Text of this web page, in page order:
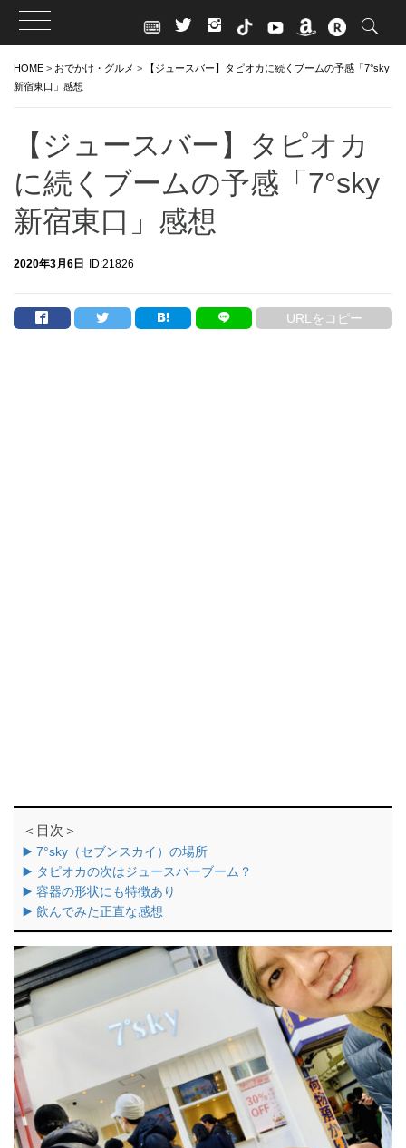
HOME > おでかけ・グルメ >
【ジュースバー】タピオカに続くブームの予感「7°sky
新宿東口」感想
【ジュースバー】タピオカ
に続くブームの予感「7°sky
新宿東口」感想
2020年3月6日 ID:21826
URLをコピー
＜目次＞
▶️ 7°sky（セブンスカイ）の場所
▶️ タピオカの次はジュースバーブーム？
▶️ 容器の形状にも特徴あり
▶️ 飲んでみた正直な感想